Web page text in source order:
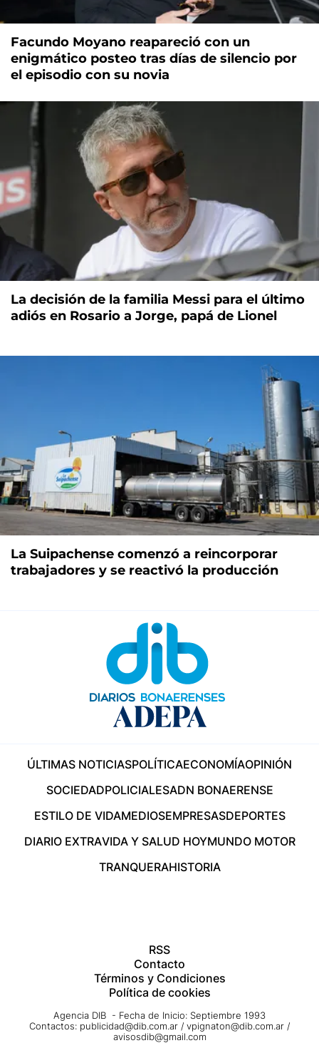
Facundo Moyano reapareció con un
enigmático posteo tras días de silencio por
el episodio con su novia
La decisión de la familia Messi para el último
adiós en Rosario a Jorge, papá de Lionel
La Suipachense comenzó a reincorporar
trabajadores y se reactivó la producción
ÚLTIMAS NOTICIASPOLÍTICAECONOMÍAOPINIÓN
SOCIEDADPOLICIALESADN BONAERENSE
ESTILO DE VIDAMEDIOSEMPRESASDEPORTES
DIARIO EXTRAVIDA Y SALUD HOYMUNDO MOTOR
TRANQUERAHISTORIA
RSS
Contacto
Términos y Condiciones
Política de cookies
Agencia DIB - Fecha de Inicio: Septiembre 1993
Contactos: publicidad@dib.com.ar / vpignaton@dib.com.ar /
avisosdib@gmail.com